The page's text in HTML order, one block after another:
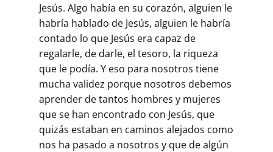
Jesús. Algo había en su corazón, alguien le
habría hablado de Jesús, alguien le habría
contado lo que Jesús era capaz de
regalarle, de darle, el tesoro, la riqueza
que le podía. Y eso para nosotros tiene
mucha validez porque nosotros debemos
aprender de tantos hombres y mujeres
que se han encontrado con Jesús, que
quizás estaban en caminos alejados como
nos ha pasado a nosotros y que de algún